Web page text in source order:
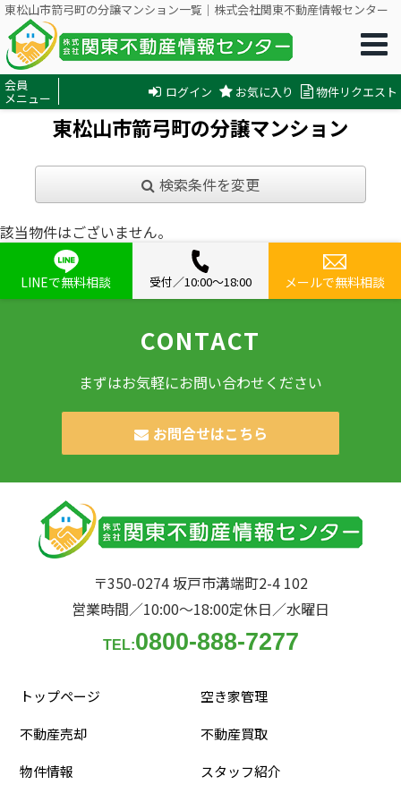
東松山市箭弓町の分譲マンション一覧｜株式会社関東不動産情報センター
会員
メニュー ログイン お気に入り 物件リクエスト
東松山市箭弓町の分譲マンション
検索条件を変更
該当物件はございません。
LINEで無料相談 受付／10:00〜18:00 メールで無料相談
CONTACT
まずはお気軽にお問い合わせください
お問合せはこちら
〒350-0274 坂戸市溝端町2-4 102
営業時間／10:00〜18:00定休日／水曜日
TEL:0800-888-7277
トップページ
空き家管理
不動産売却
不動産買取
物件情報
スタッフ紹介